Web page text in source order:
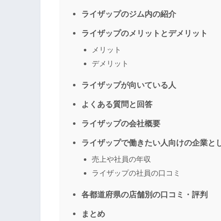
ライザップのジム内の紹介
ライザップのメリットとデメリット
メリット
デメリット
ライザップが向いている人
よくある質問と回答
ライザップの会社概要
ライザップで働きたい人向けの企業と
売上や社員の年収
ライザップの社員の口コミ
各都道府県の店舗別の口コミ・評判
まとめ